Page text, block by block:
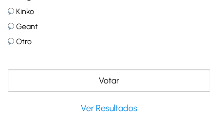
Kinko
Geant
Otro
Ver Resultados